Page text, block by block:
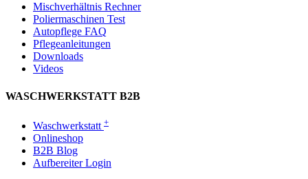
Mischverhältnis Rechner
Poliermaschinen Test
Autopflege FAQ
Pflegeanleitungen
Downloads
Videos
WASCHWERKSTATT B2B
Waschwerkstatt +
Onlineshop
B2B Blog
Aufbereiter Login